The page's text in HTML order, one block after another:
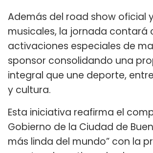
Además del road show oficial
musicales, la jornada contará
activaciones especiales de
sponsor consolidando una
integral que une deporte,
y cultura.
Esta iniciativa reafirma el
Gobierno de la Ciudad de
más linda del mundo” con la